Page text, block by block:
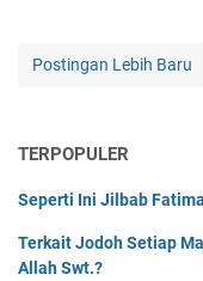
Postingan Lebih Baru
TERPOPULER
Seperti Ini Jilbab
Terkait Jodoh Setiap
Allah Swt.?